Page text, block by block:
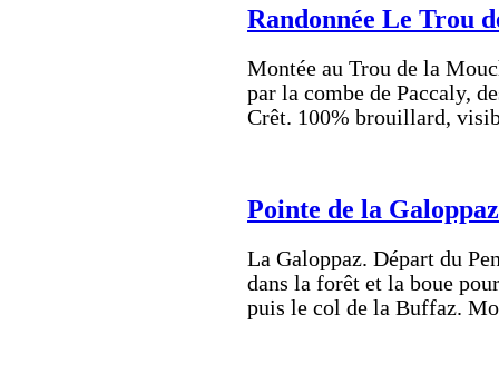
Randonnée Le Trou
Montée au Trou de la
par la combe de Paccaly,
Crêt. 100% brouillard,
Pointe de la Galoppaz
La Galoppaz. Départ du
dans la forêt et la boue
puis le col de la Buffaz.